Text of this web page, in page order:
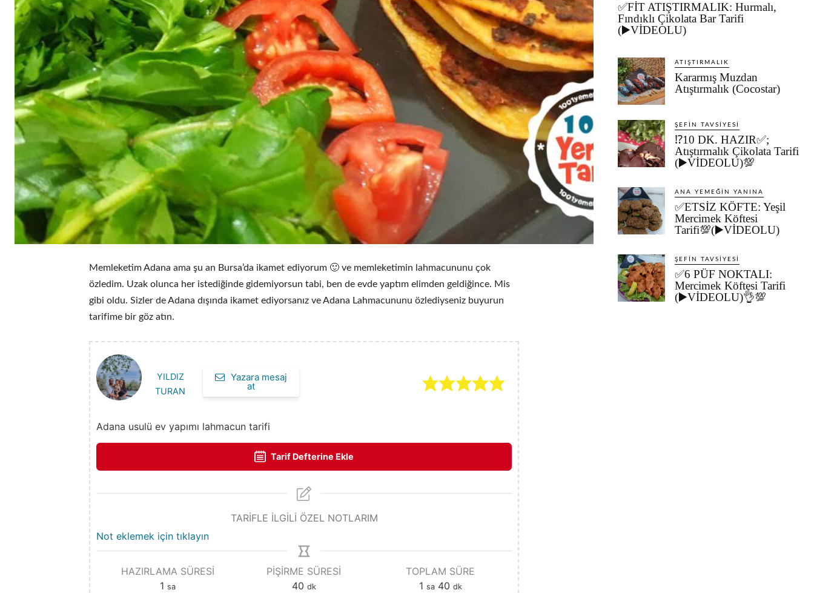
Memleketim Adana ama şu an Bursa’da ikamet ediyorum 🙂 ve memleketimin lahmacununu çok
özledim. Uzak olunca her istediğinde gidemiyorsun tabi, ben de evde yaptım elimden geldiğince. Mis
gibi oldu. Sizler de Adana dışında ikamet ediyorsanız ve Adana Lahmacununu özlediyseniz buyurun
tarifime bir göz atın.
YILDIZ
TURAN
Yazara mesaj
at
Adana usulü ev yapımı lahmacun tarifi
Tarif Defterine Ekle
TARİFLE İLGİLİ ÖZEL NOTLARIM
Not eklemek için tıklayın
HAZIRLAMA SÜRESI
1 sa
PIŞIRME SÜRESI
40 dk
TOPLAM SÜRE
1 sa 40 dk
✅FİT ATIŞTIRMALIK: Hurmalı,
Fındıklı Çikolata Bar Tarifi
(▶️VİDEOLU)
ATIŞTIRMALIK
Kararmış Muzdan
Atıştırmalık (Cocostar)
ŞEFIN TAVSIYESI
⁉️10 DK. HAZIR✅;
Atıştırmalık Çikolata Tarifi
(▶️VİDEOLU)💯
ANA YEMEĞIN YANINA
✅ETSİZ KÖFTE: Yeşil
Mercimek Köftesi
Tarifi💯(▶️VİDEOLU)
ŞEFIN TAVSIYESI
✅6 PÜF NOKTALI:
Mercimek Köftesi Tarifi
(▶️VİDEOLU)👌💯